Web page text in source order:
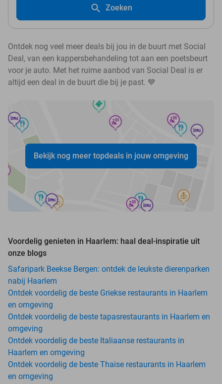
Zoeken
Ontdek nog veel meer deals bij jou in de buurt met Social
Deal, van een kappersbehandeling tot aan een poetsbeurt
voor je auto. Met het ruime aanbod van Social Deal is er
altijd een deal in de buurt die bij je past. 💙
Bekijk nog meer topdeals in jouw omgeving
Voordelig genieten in Haarlem: haal deal-inspiratie uit
onze blogs
Safaripark Beekse Bergen: ontdek de leukste dierenparken
nabij Haarlem
Ontdek voordelig de beste Griekse restaurants in Haarlem
en omgeving
Ontdek voordelig de beste tapasrestaurants in Haarlem en
omgeving
Ontdek voordelig de beste Italiaanse restaurants in
Haarlem en omgeving
Ontdek voordelig de beste Thaise restaurants in Haarlem
en omgeving